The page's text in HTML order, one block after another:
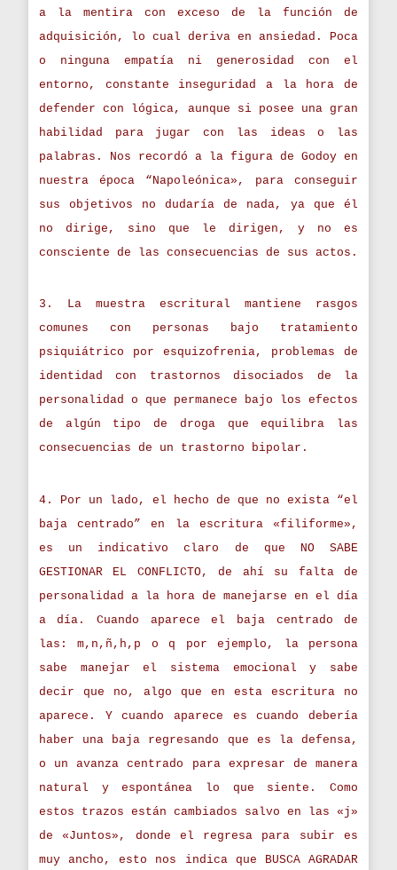
a la mentira con exceso de la función de
adquisición, lo cual deriva en ansiedad. Poca
o ninguna empatía ni generosidad con el
entorno, constante inseguridad a la hora de
defender con lógica, aunque si posee una gran
habilidad para jugar con las ideas o las
palabras. Nos recordó a la figura de Godoy en
nuestra época “Napoleónica», para conseguir
sus objetivos no dudaría de nada, ya que él
no dirige, sino que le dirigen, y no es
consciente de las consecuencias de sus actos.
3. La muestra escritural mantiene rasgos
comunes con personas bajo tratamiento
psiquiátrico por esquizofrenia, problemas de
identidad con trastornos disociados de la
personalidad o que permanece bajo los efectos
de algún tipo de droga que equilibra las
consecuencias de un trastorno bipolar.
4. Por un lado, el hecho de que no exista “el
baja centrado” en la escritura «filiforme»,
es un indicativo claro de que NO SABE
GESTIONAR EL CONFLICTO, de ahí su falta de
personalidad a la hora de manejarse en el día
a día. Cuando aparece el baja centrado de
las: m,n,ñ,h,p o q por ejemplo, la persona
sabe manejar el sistema emocional y sabe
decir que no, algo que en esta escritura no
aparece. Y cuando aparece es cuando debería
haber una baja regresando que es la defensa,
o un avanza centrado para expresar de manera
natural y espontánea lo que siente. Como
estos trazos están cambiados salvo en las «j»
de «Juntos», donde el regresa para subir es
muy ancho, esto nos indica que BUSCA AGRADAR